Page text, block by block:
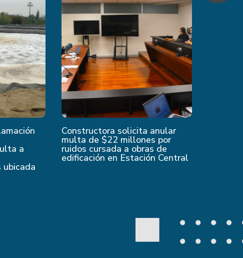
a
Constructora solicita anular
multa de $22 millones por
ruidos cursada a obras de
edificación en Estación Central